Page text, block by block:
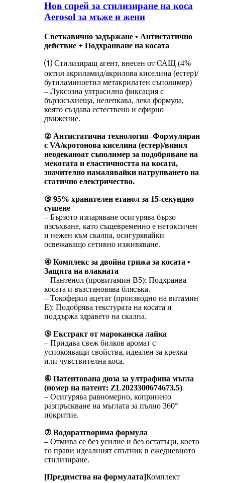
Нов спрей за стилизиране на коса
Aerosol за мъже и жени
Светкавично задържане • Антистатично
действие + Подхранване на косата
⑴ Стилизиращ агент, внесен от САЩ (4%
октил акриламид/акрилова киселина (естер)/
бутиламиноетил метакрилатен съполимер)
– Луксозна ултрасилна фиксация с
бързосъхнеща, нелепкава, лека формула,
която създава естествено и ефирно
движение.
② Антистатична технология–Формулиран
с VA/кротонова киселина (естер)/винил
неодеканоат съполимер за подобряване на
мекотата и еластичността на косата,
значително намалявайки натрупването на
статично електричество.
③ 95% хранителен етанол за 15-секундно
сушене
– Бързото изпаряване осигурява бързо
изсъхване, като същевременно е нетоксичен
и нежен към скалпа, осигурявайки
освежаващо сетивно изживяване.
④ Комплекс за двойна грижа за косата •
Защита на влакната
– Пантенол (провитамин B5): Подхранва
косата и възстановява блясъка.
– Токоферил ацетат (производно на витамин
Е): Подобрява текстурата на косата и
поддържа здравето на скалпа.
⑤ Екстракт от мароканска лайка
– Придава свеж билков аромат с
успокояващи свойства, идеален за крехка
или чувствителна коса.
⑥ Патентована дюза за ултрафина мъгла
(номер на патент: ZL2023300674673.5)
– Осигурява равномерно, копринено
разпръскване на мъглата за пълно 360°
покритие.
⑦ Водоразтворима формула
– Отмива се без усилие и без остатъци, което
го прави идеалният спътник в ежедневното
стилизиране.
[Предимства на формулата]Комплект